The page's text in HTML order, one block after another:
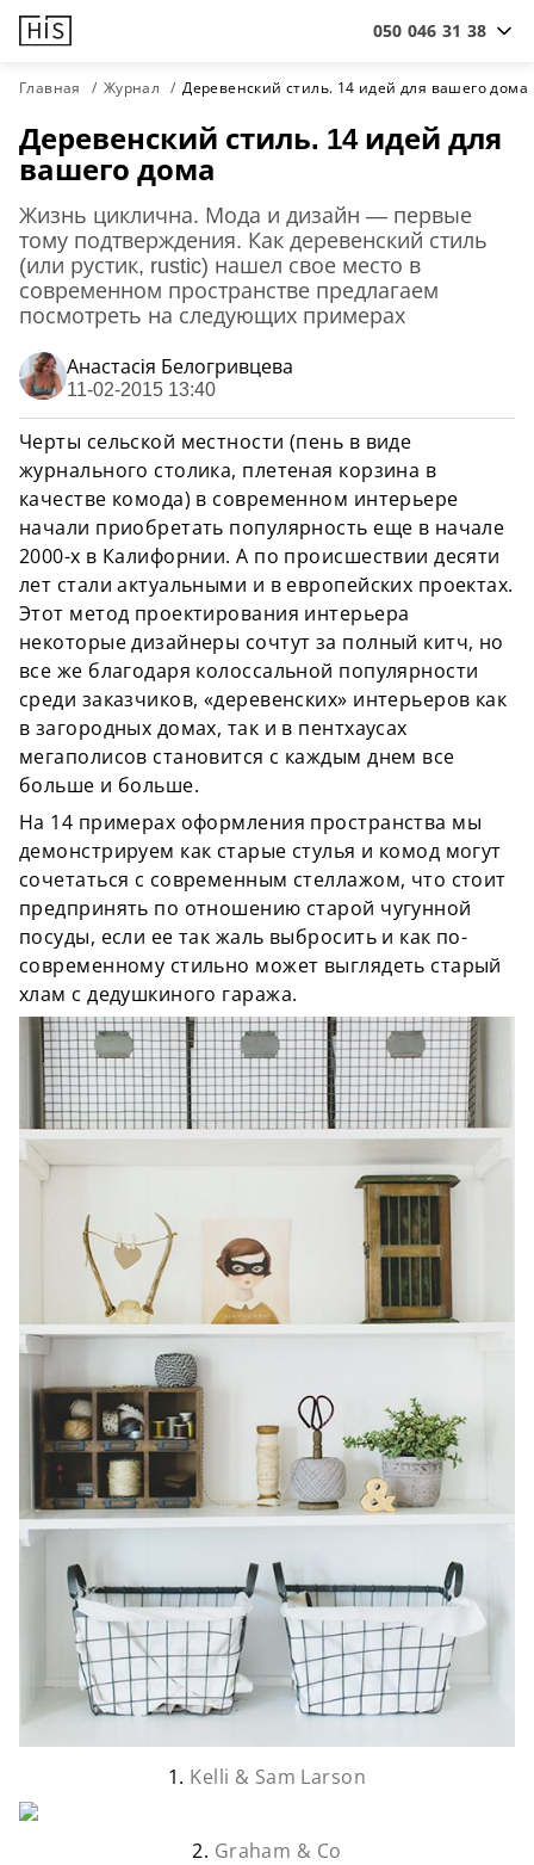
050 046 31 38
Главная Журнал Деревенский стиль. 14 идей для вашего дома
Деревенский стиль. 14 идей для
вашего дома
Жизнь циклична. Мода и дизайн — первые
тому подтверждения. Как деревенский стиль
(или рустик, rustic) нашел свое место в
современном пространстве предлагаем
посмотреть на следующих примерах
Анастасiя Белогривцева
11-02-2015 13:40
Черты сельской местности (пень в виде
журнального столика, плетеная корзина в
качестве комода) в современном интерьере
начали приобретать популярность еще в начале
2000-х в Калифорнии. А по происшествии десяти
лет стали актуальными и в европейских проектах.
Этот метод проектирования интерьера
некоторые дизайнеры сочтут за полный китч, но
все же благодаря колоссальной популярности
среди заказчиков, «деревенских» интерьеров как
в загородных домах, так и в пентхаусах
мегаполисов становится с каждым днем все
больше и больше.
На 14 примерах оформления пространства мы
демонстрируем как старые стулья и комод могут
сочетаться с современным стеллажом, что стоит
предпринять по отношению старой чугунной
посуды, если ее так жаль выбросить и как по-
современному стильно может выглядеть старый
хлам с дедушкиного гаража.
1. Kelli & Sam Larson
2. Graham & Co